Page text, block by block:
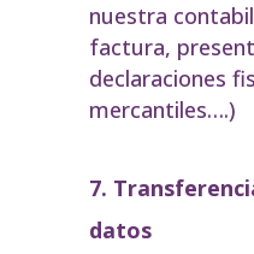
nuestra
factura,
declaraciones
mercantiles….)
7.
datos